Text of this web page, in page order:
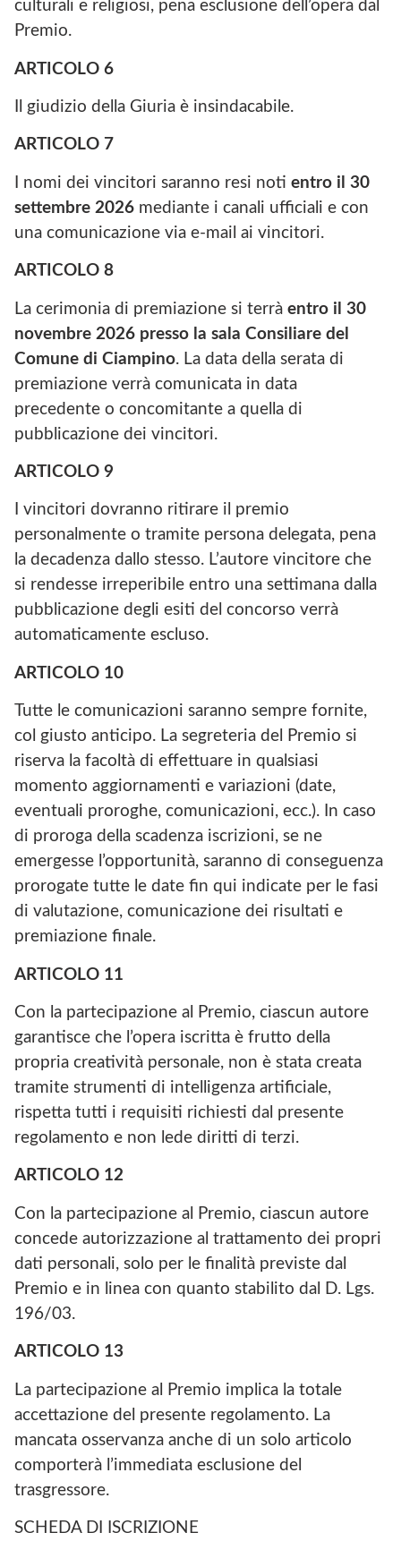
culturali e religiosi, pena esclusione dell’opera dal
Premio.
ARTICOLO 6
Il giudizio della Giuria è insindacabile.
ARTICOLO 7
I nomi dei vincitori saranno resi noti entro il 30
settembre 2026 mediante i canali ufficiali e con
una comunicazione via e-mail ai vincitori.
ARTICOLO 8
La cerimonia di premiazione si terrà entro il 30
novembre 2026 presso la sala Consiliare del
Comune di Ciampino. La data della serata di
premiazione verrà comunicata in data
precedente o concomitante a quella di
pubblicazione dei vincitori.
ARTICOLO 9
I vincitori dovranno ritirare il premio
personalmente o tramite persona delegata, pena
la decadenza dallo stesso. L’autore vincitore che
si rendesse irreperibile entro una settimana dalla
pubblicazione degli esiti del concorso verrà
automaticamente escluso.
ARTICOLO 10
Tutte le comunicazioni saranno sempre fornite,
col giusto anticipo. La segreteria del Premio si
riserva la facoltà di effettuare in qualsiasi
momento aggiornamenti e variazioni (date,
eventuali proroghe, comunicazioni, ecc.). In caso
di proroga della scadenza iscrizioni, se ne
emergesse l’opportunità, saranno di conseguenza
prorogate tutte le date fin qui indicate per le fasi
di valutazione, comunicazione dei risultati e
premiazione finale.
ARTICOLO 11
Con la partecipazione al Premio, ciascun autore
garantisce che l’opera iscritta è frutto della
propria creatività personale, non è stata creata
tramite strumenti di intelligenza artificiale,
rispetta tutti i requisiti richiesti dal presente
regolamento e non lede diritti di terzi.
ARTICOLO 12
Con la partecipazione al Premio, ciascun autore
concede autorizzazione al trattamento dei propri
dati personali, solo per le finalità previste dal
Premio e in linea con quanto stabilito dal D. Lgs.
196/03.
ARTICOLO 13
La partecipazione al Premio implica la totale
accettazione del presente regolamento. La
mancata osservanza anche di un solo articolo
comporterà l’immediata esclusione del
trasgressore.
SCHEDA DI ISCRIZIONE